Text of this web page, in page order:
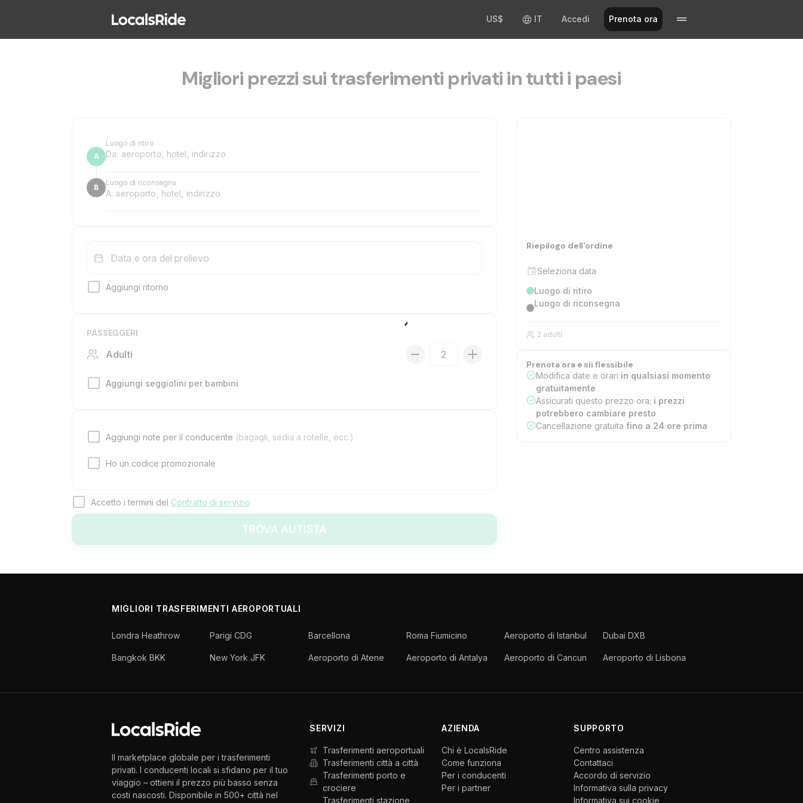
US$ IT Accedi Prenota ora
Migliori prezzi sui trasferimenti privati in tutti i paesi
Luogo di ritiro
Luogo di riconsegna
Data e ora del prelievo
Aggiungi ritorno
PASSEGGERI
Adulti
Aggiungi seggiolini per bambini
Aggiungi note per il conducente (bagagli, sedia a rotelle, ecc.)
Ho un codice promozionale
Accetto i termini del Contratto di servizio
TROVA AUTISTA
Riepilogo dell'ordine
Seleziona data
Luogo di ritiro
Luogo di riconsegna
2 adulti
Prenota ora e sii flessibile
Modifica date e orari in qualsiasi momento
gratuitamente
Assicurati questo prezzo ora; i prezzi
potrebbero cambiare presto
Cancellazione gratuita fino a 24 ore prima
MIGLIORI TRASFERIMENTI AEROPORTUALI
Londra Heathrow Parigi CDG Barcellona Roma Fiumicino Aeroporto di Istanbul Dubai DXB
Bangkok BKK New York JFK Aeroporto di Atene Aeroporto di Antalya Aeroporto di Cancun Aeroporto di Lisbona
Il marketplace globale per i trasferimenti
privati. I conducenti locali si sfidano per il tuo
viaggio – ottieni il prezzo più basso senza
costi nascosti. Disponibile in 500+ città nel
SERVIZI
Trasferimenti aeroportuali
Trasferimenti città a città
Trasferimenti porto e
crociere
Trasferimenti stazione
AZIENDA
Chi è LocalsRide
Come funziona
Per i conducenti
Per i partner
SUPPORTO
Centro assistenza
Contattaci
Accordo di servizio
Informativa sulla privacy
Informativa sui cookie